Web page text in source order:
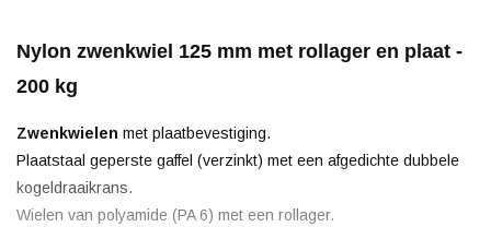
Nylon zwenkwiel 125 mm met rollager en plaat -
200 kg
Zwenkwielen met plaatbevestiging.
Plaatstaal geperste gaffel (verzinkt) met een afgedichte dubbele
kogeldraaikrans.
Wielen van polyamide (PA 6) met een rollager.